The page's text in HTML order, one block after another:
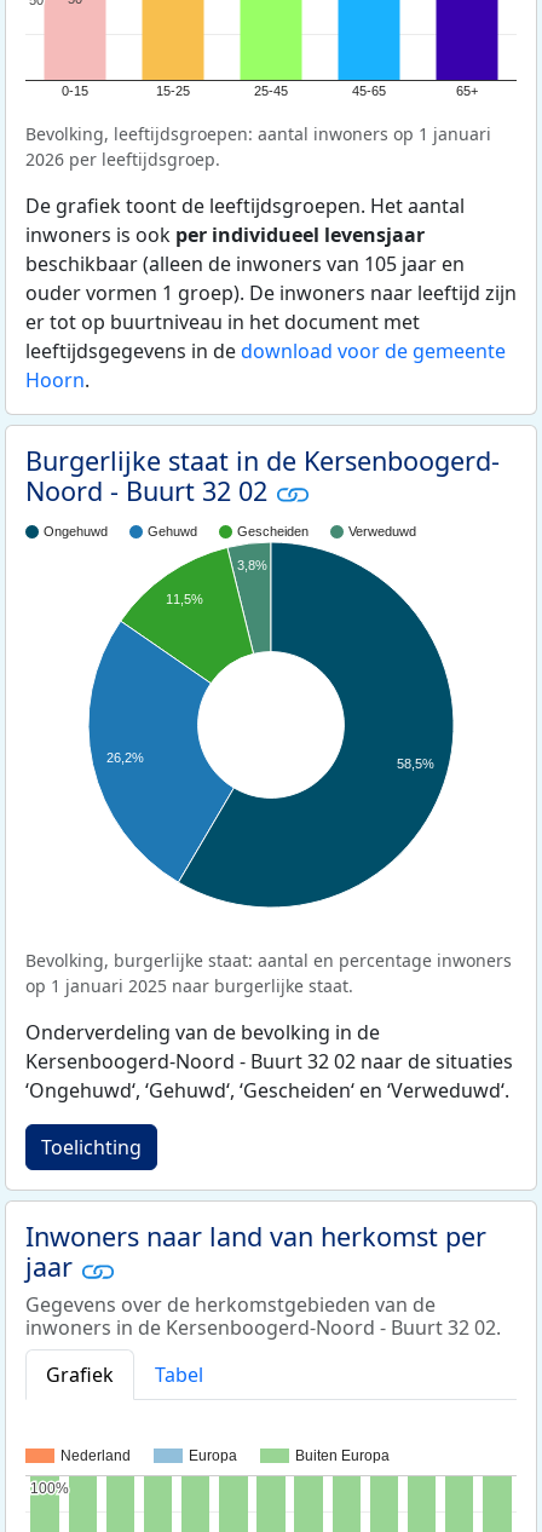
0-15 15-25 25-45 45-65 65+
Bevolking, leeftijdsgroepen: aantal inwoners op 1 januari
2026 per leeftijdsgroep.
De grafiek toont de leeftijdsgroepen. Het aantal
inwoners is ook per individueel levensjaar
beschikbaar (alleen de inwoners van 105 jaar en
ouder vormen 1 groep). De inwoners naar leeftijd zijn
er tot op buurtniveau in het document met
leeftijdsgegevens in dedownload voor de gemeente
Hoorn.
Burgerlijke staat in de Kersenboogerd-
Noord - Buurt 32 02
Ongehuwd Gehuwd Gescheiden Verweduwd
3,8%
11,5%
26,2% 58,5%
Bevolking, burgerlijke staat: aantal en percentage inwoners
op 1 januari 2025 naar burgerlijke staat.
Onderverdeling van de bevolking in de
Kersenboogerd-Noord - Buurt 32 02 naar de situaties
‘Ongehuwd‘, ‘Gehuwd‘, ‘Gescheiden‘ en ‘Verweduwd‘.
Toelichting
Inwoners naar land van herkomst per
jaar
Gegevens over de herkomstgebieden van de
inwoners in de Kersenboogerd-Noord - Buurt 32 02.
Grafiek
Tabel
Nederland Europa Buiten Europa
100%
100%